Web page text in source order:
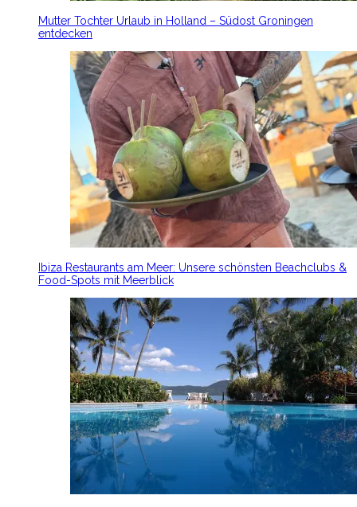
Mutter Tochter Urlaub in Holland – Südost Groningen
entdecken
Ibiza Restaurants am Meer: Unsere schönsten Beachclubs &
Food-Spots mit Meerblick